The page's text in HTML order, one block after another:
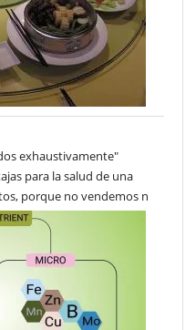
exhaustivamente"
para la salud de una
porque no vendemos n